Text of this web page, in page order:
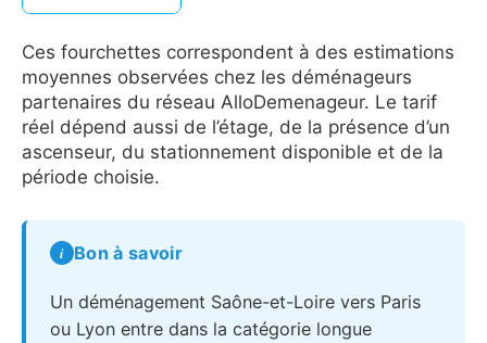
Ces fourchettes correspondent à des estimations
moyennes observées chez les déménageurs
partenaires du réseau AlloDemenageur. Le tarif
réel dépend aussi de l’étage, de la présence d’un
ascenseur, du stationnement disponible et de la
période choisie.
Bon à savoir
Un déménagement Saône-et-Loire vers Paris
ou Lyon entre dans la catégorie longue